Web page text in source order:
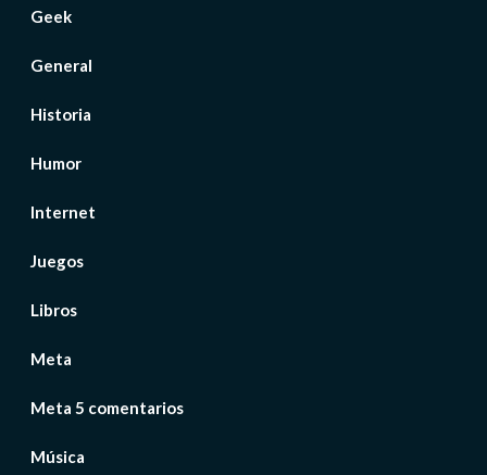
Geek
General
Historia
Humor
Internet
Juegos
Libros
Meta
Meta 5 comentarios
Música